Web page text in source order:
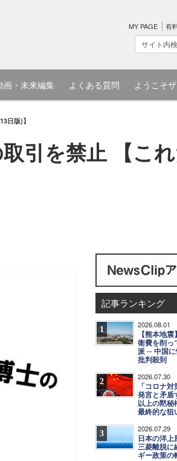
MY PAGE 有
画・未来編集 よくある質問 ようこそ
日版)】
引を禁止 【こ
記事ランキング
1 2026.08.01
【熊本地
衛費を削っ
派 ─ 中国
批判殺到
2 2026.07.30
「コロナ
発言と矛盾
以上の黙秘
最終的な狙
3 2026.07.29
日本の洋上
三菱離脱に
ギー政策の